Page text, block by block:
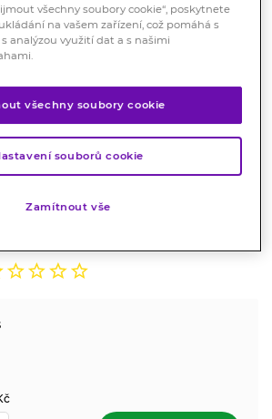
Gel Pityriasis
ml
Vitella Versi je určen pro péči o
kvasinkami.
všechny soubory cookie“, poskytnete
na vašem zařízení, což pomáhá s
analýzou využití dat a s našimi
všechny soubory cookie
souborů cookie
Zamítnout vše